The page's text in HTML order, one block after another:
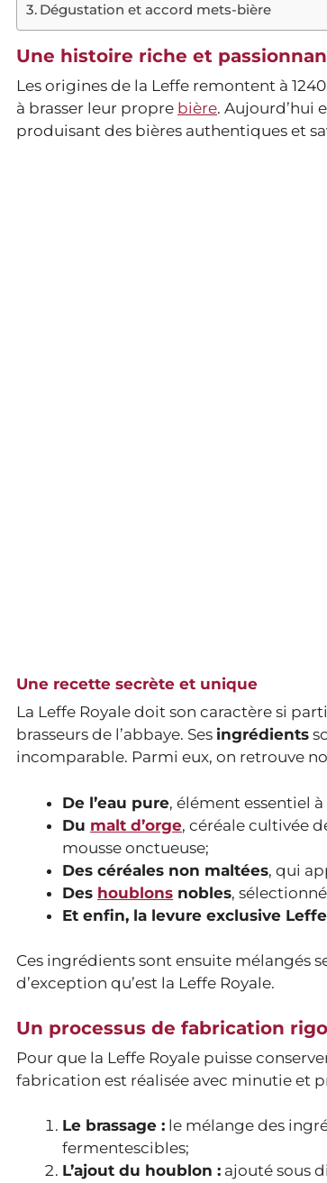
Dégustation et accord mets-bière
Une histoire riche et
Les origines de la Leffe remontent à
à brasser leur propre bière. Aujourd’hui
produisant des bières authentiques et
Une recette secrète et unique
La Leffe Royale doit son caractère si
brasseurs de l’abbaye. Ses ingrédients
incomparable. Parmi eux, on retrouve
De l’eau pure, élément essentiel
Du malt d’orge, céréale cultivée
mousse onctueuse;
Des céréales non maltées, qui
Des houblons nobles,
Et enfin, la levure exclusive Leffe
Ces ingrédients sont ensuite mélangés
d’exception qu’est la Leffe Royale.
Un processus de fabrication
Pour que la Leffe Royale puisse
fabrication est réalisée avec minutie et
Le brassage : le mélange des
fermentescibles;
L’ajout du houblon : ajouté sous